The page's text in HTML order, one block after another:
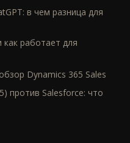
в чем разница для
работает для
Dynamics 365 Sales
против Salesforce: что